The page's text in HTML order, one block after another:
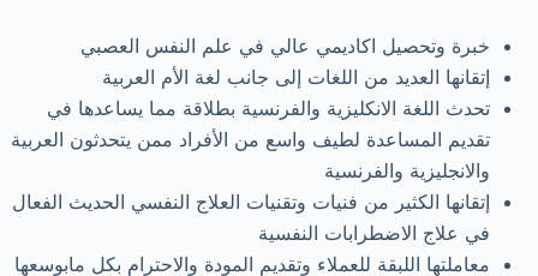
خبرة وتحصيل اكاديمي عالي في علم النفس العصبي
إتقانها العديد من اللغات إلى جانب لغة الأم العربية
تحدث اللغة الانكليزية والفرنسية بطلاقة مما يساعدها في
تقديم المساعدة لطيف واسع من الأفراد ممن يتحدثون العربية
والانجليزية والفرنسية
إتقانها الكثير من فنيات وتقنيات العلاج النفسي الحديث الفعال
في علاج الاضطرابات النفسية
معاملتها اللبقة للعملاء وتقديم المودة والاحترام بكل مابوسعها